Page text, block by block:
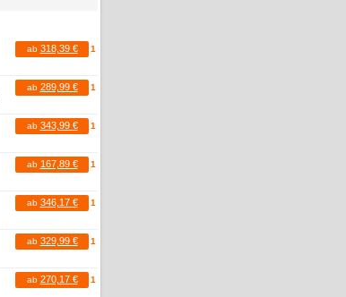
ab 318,39 € 1
ab 289,99 € 1
ab 343,99 € 1
ab 167,89 € 1
ab 346,17 € 1
ab 329,99 € 1
ab 270,17 € 1